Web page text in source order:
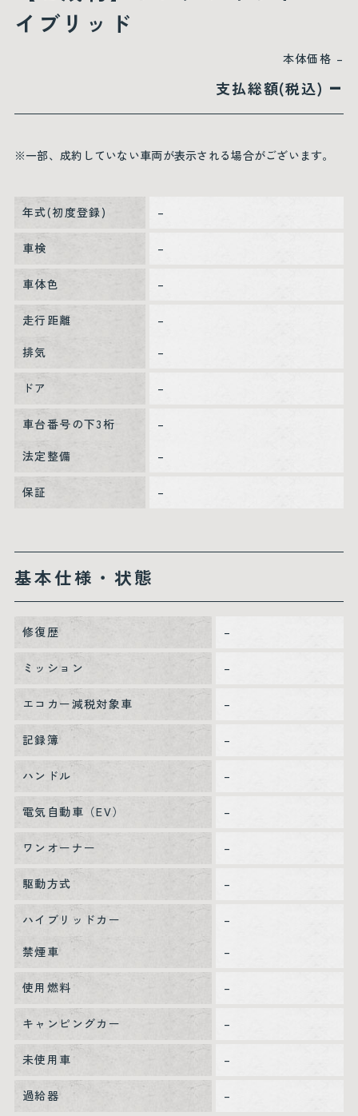
イブリッド
本体価格 –
支払総額(税込) –
※一部、成約していない車両が表示される場合がございます。
年式(初度登録) –
車検 –
車体色 –
走行距離
–
排気
–
ドア –
車台番号の下3桁
–
法定整備
–
保証 –
基本仕様・状態
修復歴 –
ミッション –
エコカー減税対象車 –
記録簿 –
ハンドル –
電気自動車（EV） –
ワンオーナー –
駆動方式 –
ハイブリッドカー
–
禁煙車
–
使用燃料 –
キャンピングカー –
未使用車 –
過給器 –